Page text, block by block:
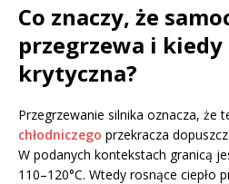
Co znaczy, że
przegrzewa i
krytyczna?
Przegrzewanie silnika oznacza, że
chłodniczego przekracza
W podanych kontekstach granicą
110–120°C. Wtedy rosnące ciepło